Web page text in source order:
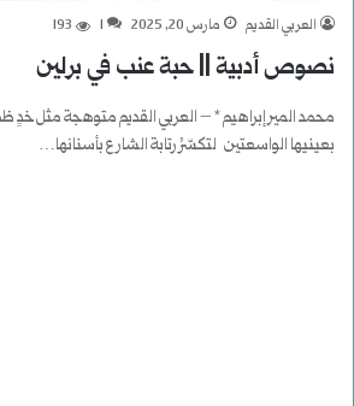
العربي القديم مارس 20, 2025 1
193
نصوص أدبية || حبة عنب في برلين
محمد المير إبراهيم * – العربي القديم متوهجة مثل خدٍ
بعينيها الواسعتين لتكسّرُ رتابة الشارع بأسنانها…